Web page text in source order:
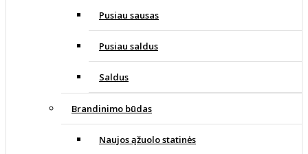
Pusiau sausas
Pusiau saldus
Saldus
Brandinimo būdas
Naujos ąžuolo statinės